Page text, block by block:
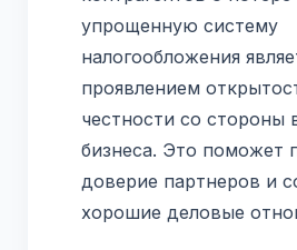
упрощенную систему
налогообложения
проявлением
честности со стороны
бизнеса. Это поможет
доверие партнеров и
хорошие деловые